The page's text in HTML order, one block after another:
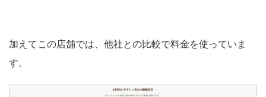
加えてこの店舗では、他社との比較で料金を使っていま
す。